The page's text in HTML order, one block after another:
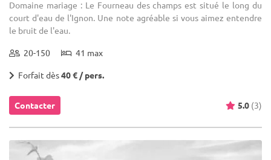
Domaine mariage : Le Fourneau des champs est situé le long du
court d'eau de l'Ignon. Une note agréable si vous aimez entendre
le bruit de l'eau.
20-150 41 max
Forfait dès40 € / pers.
Contacter 5.0 (3)